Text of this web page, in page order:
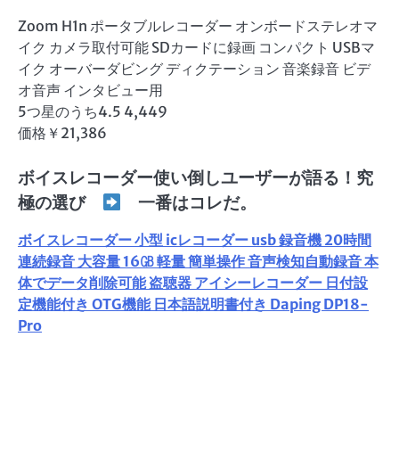
Zoom H1n ポータブルレコーダー オンボードステレオマ
イク カメラ取付可能 SDカードに録画 コンパクト USBマ
イク オーバーダビング ディクテーション 音楽録音 ビデ
オ音声 インタビュー用
5つ星のうち4.5 4,449
価格￥21,386
ボイスレコーダー使い倒しユーザーが語る！究
極の選び
一番はコレだ。
ボイスレコーダー 小型 icレコーダー usb 録音機 20時間
連続録音 大容量 16㎇ 軽量 簡単操作 音声検知自動録音 本
体でデータ削除可能 盗聴器 アイシーレコーダー 日付設
定機能付き OTG機能 日本語説明書付き Daping DP18-
Pro